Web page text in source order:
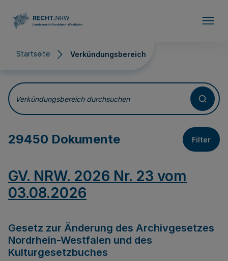
Startseite Verkündungsbereich
Verkündungsbereich
Verkündungsbereich durchsuchen
29450 Dokumente Filter
GV. NRW. 2026 Nr. 23 vom
03.08.2026
Gesetz zur Änderung des Archivgesetzes
Nordrhein-Westfalen und des
Kulturgesetzbuches